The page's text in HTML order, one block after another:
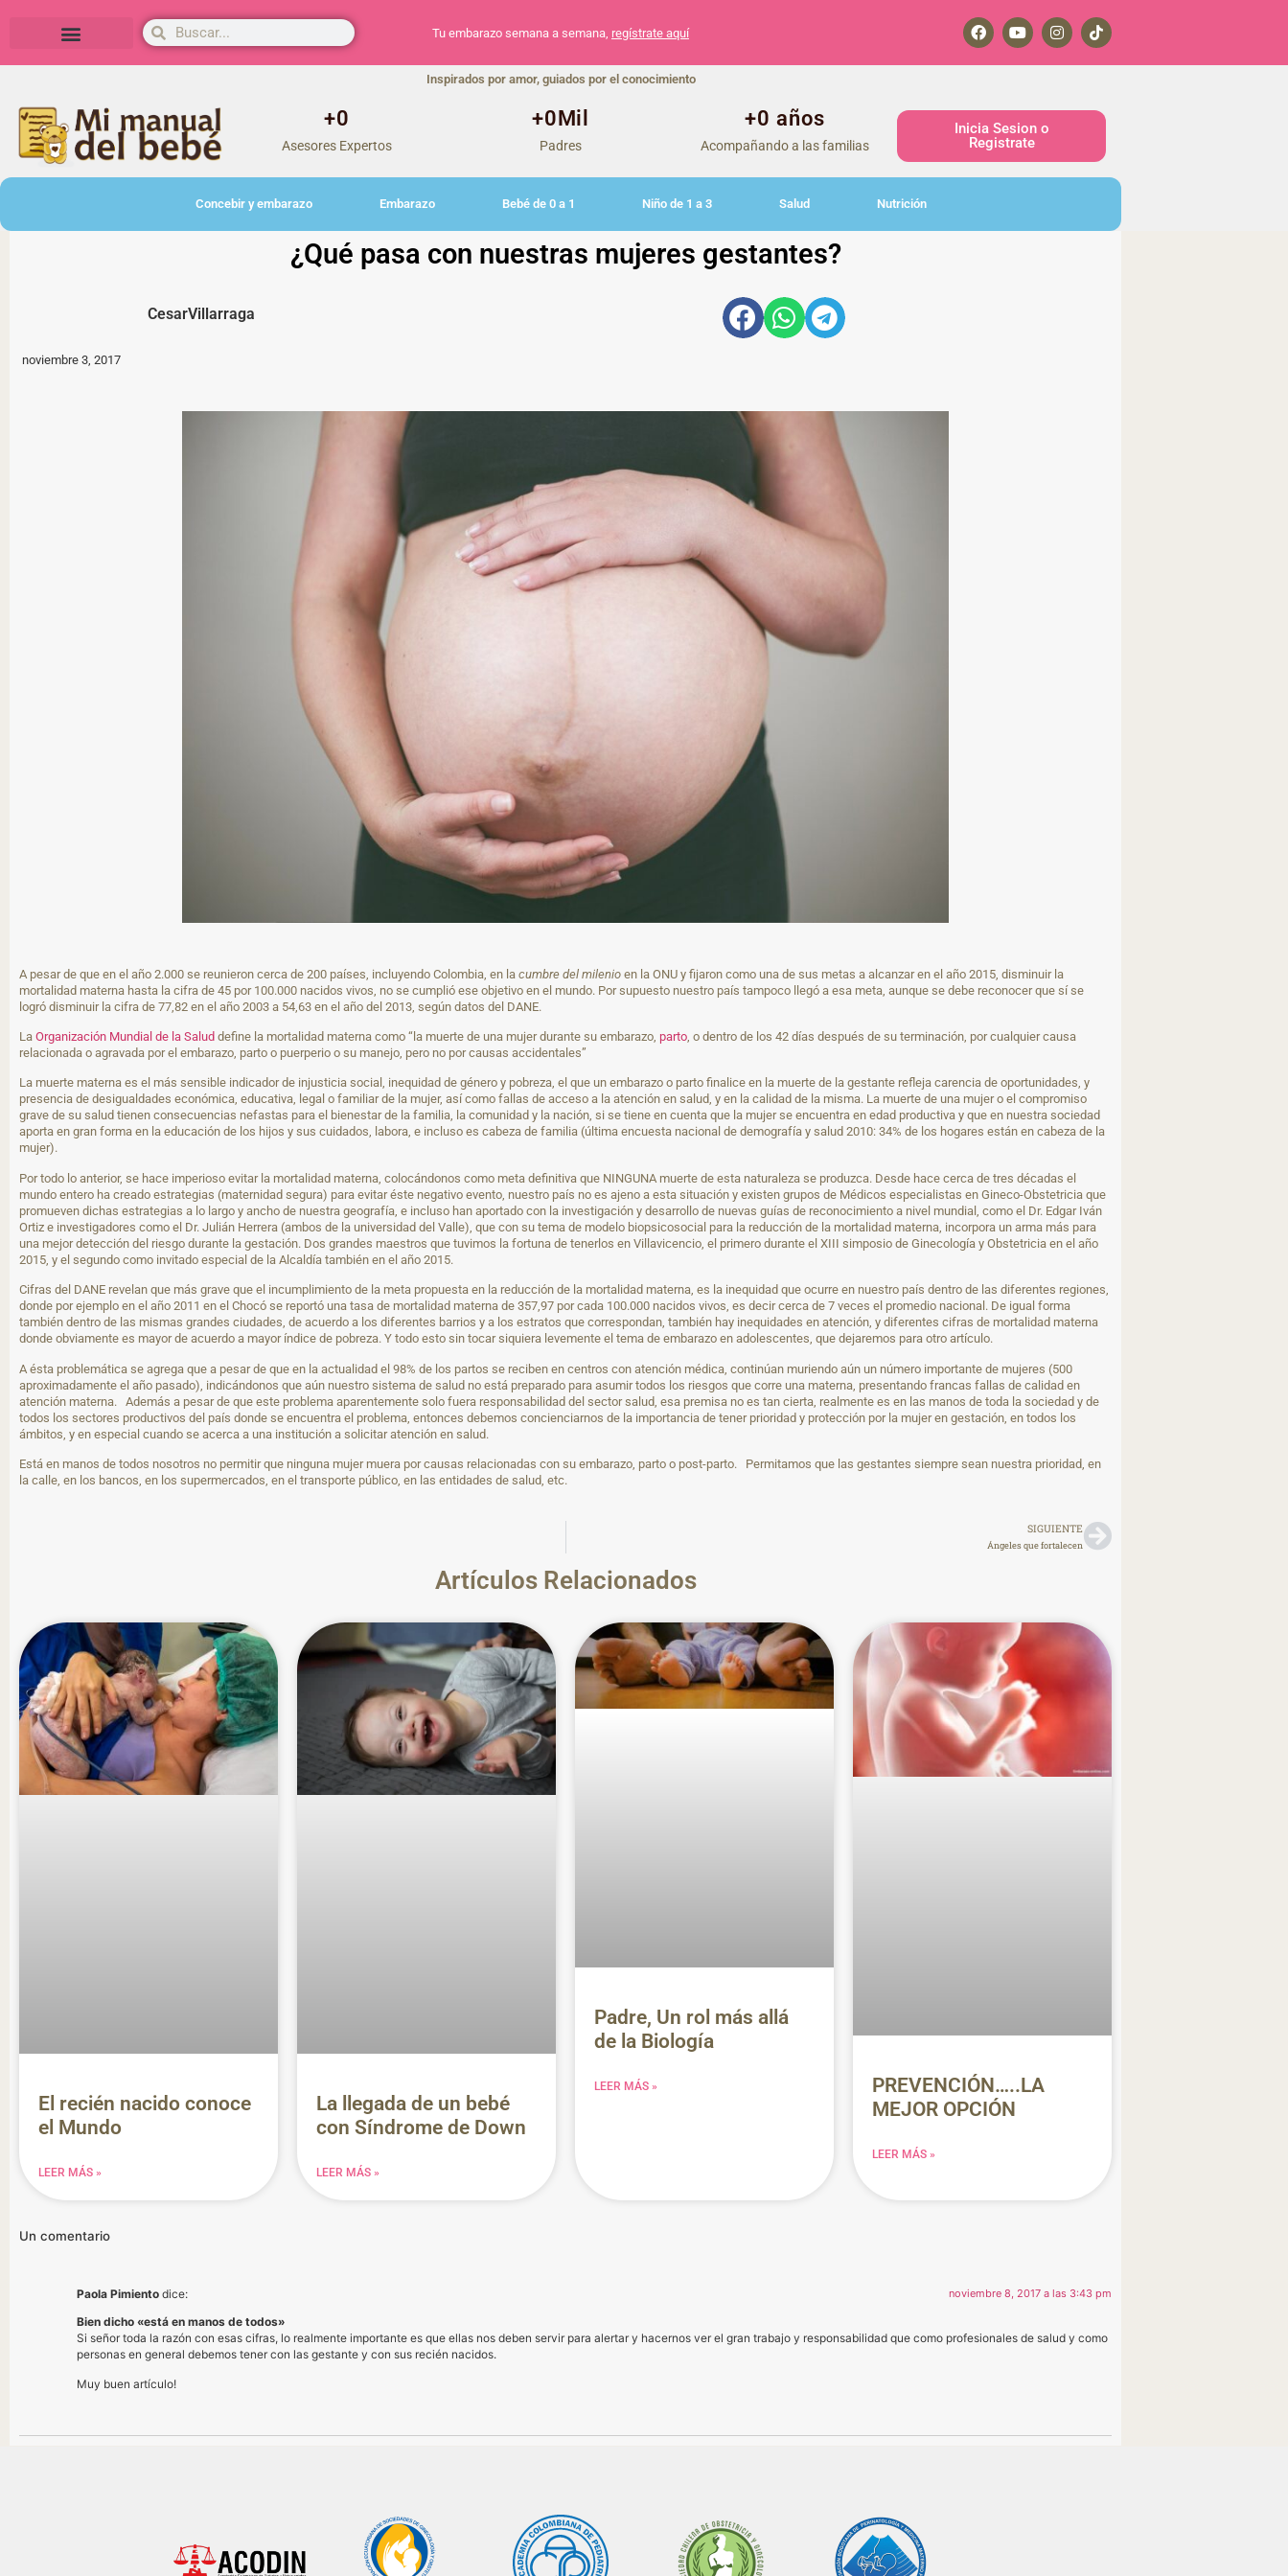
Tu embarazo semana a semana, regístrate aquí
Inspirados por amor, guiados por el conocimiento
Asesores Expertos
+0
Padres
+0Mil
Acompañando a las familias
+0 años
Inicia Sesion o
Registrate
Concebir y embarazo Embarazo Bebé de 0 a 1 Niño de 1 a 3 Salud Nutrición
¿Qué pasa con nuestras mujeres gestantes?
CesarVillarraga
noviembre 3, 2017
A pesar de que en el año 2.000 se reunieron cerca de 200 países, incluyendo Colombia, en la cumbre del milenio en la ONU y fijaron como una de sus metas a alcanzar en el año 2015, disminuir la
mortalidad materna hasta la cifra de 45 por 100.000 nacidos vivos, no se cumplió ese objetivo en el mundo. Por supuesto nuestro país tampoco llegó a esa meta, aunque se debe reconocer que sí se
logró disminuir la cifra de 77,82 en el año 2003 a 54,63 en el año del 2013, según datos del DANE.
La Organización Mundial de la Salud define la mortalidad materna como “la muerte de una mujer durante su embarazo, parto , o dentro de los 42 días después de su terminación, por cualquier causa
relacionada o agravada por el embarazo, parto o puerperio o su manejo, pero no por causas accidentales”
La muerte materna es el más sensible indicador de injusticia social, inequidad de género y pobreza, el que un embarazo o parto finalice en la muerte de la gestante refleja carencia de oportunidades, y
presencia de desigualdades económica, educativa, legal o familiar de la mujer, así como fallas de acceso a la atención en salud, y en la calidad de la misma. La muerte de una mujer o el compromiso
grave de su salud tienen consecuencias nefastas para el bienestar de la familia, la comunidad y la nación, si se tiene en cuenta que la mujer se encuentra en edad productiva y que en nuestra sociedad
aporta en gran forma en la educación de los hijos y sus cuidados, labora, e incluso es cabeza de familia (última encuesta nacional de demografía y salud 2010: 34% de los hogares están en cabeza de la
mujer).
Por todo lo anterior, se hace imperioso evitar la mortalidad materna, colocándonos como meta definitiva que NINGUNA muerte de esta naturaleza se produzca. Desde hace cerca de tres décadas el
mundo entero ha creado estrategias (maternidad segura) para evitar éste negativo evento, nuestro país no es ajeno a esta situación y existen grupos de Médicos especialistas en Gineco-Obstetricia que
promueven dichas estrategias a lo largo y ancho de nuestra geografía, e incluso han aportado con la investigación y desarrollo de nuevas guías de reconocimiento a nivel mundial, como el Dr. Edgar Iván
Ortiz e investigadores como el Dr. Julián Herrera (ambos de la universidad del Valle), que con su tema de modelo biopsicosocial para la reducción de la mortalidad materna, incorpora un arma más para
una mejor detección del riesgo durante la gestación. Dos grandes maestros que tuvimos la fortuna de tenerlos en Villavicencio, el primero durante el XIII simposio de Ginecología y Obstetricia en el año
2015, y el segundo como invitado especial de la Alcaldía también en el año 2015.
Cifras del DANE revelan que más grave que el incumplimiento de la meta propuesta en la reducción de la mortalidad materna, es la inequidad que ocurre en nuestro país dentro de las diferentes regiones,
donde por ejemplo en el año 2011 en el Chocó se reportó una tasa de mortalidad materna de 357,97 por cada 100.000 nacidos vivos, es decir cerca de 7 veces el promedio nacional. De igual forma
también dentro de las mismas grandes ciudades, de acuerdo a los diferentes barrios y a los estratos que correspondan, también hay inequidades en atención, y diferentes cifras de mortalidad materna
donde obviamente es mayor de acuerdo a mayor índice de pobreza. Y todo esto sin tocar siquiera levemente el tema de embarazo en adolescentes, que dejaremos para otro artículo.
A ésta problemática se agrega que a pesar de que en la actualidad el 98% de los partos se reciben en centros con atención médica, continúan muriendo aún un número importante de mujeres (500
aproximadamente el año pasado), indicándonos que aún nuestro sistema de salud no está preparado para asumir todos los riesgos que corre una materna, presentando francas fallas de calidad en
atención materna. Además a pesar de que este problema aparentemente solo fuera responsabilidad del sector salud, esa premisa no es tan cierta, realmente es en las manos de toda la sociedad y de
todos los sectores productivos del país donde se encuentra el problema, entonces debemos concienciarnos de la importancia de tener prioridad y protección por la mujer en gestación, en todos los
ámbitos, y en especial cuando se acerca a una institución a solicitar atención en salud.
Está en manos de todos nosotros no permitir que ninguna mujer muera por causas relacionadas con su embarazo, parto o post-parto. Permitamos que las gestantes siempre sean nuestra prioridad, en
la calle, en los bancos, en los supermercados, en el transporte público, en las entidades de salud, etc.
SIGUIENTE
Ángeles que fortalecen
Artículos Relacionados
El recién nacido conoce
el Mundo
LEER MÁS »
La llegada de un bebé
con Síndrome de Down
LEER MÁS »
Padre, Un rol más allá
de la Biología
LEER MÁS »
PREVENCIÓN…..LA
MEJOR OPCIÓN
LEER MÁS »
Un comentario
Paola Pimiento dice: noviembre 8, 2017 a las 3:43 pm
Bien dicho «está en manos de todos»
Si señor toda la razón con esas cifras, lo realmente importante es que ellas nos deben servir para alertar y hacernos ver el gran trabajo y responsabilidad que como profesionales de salud y como
personas en general debemos tener con las gestante y con sus recién nacidos.
Muy buen artículo!